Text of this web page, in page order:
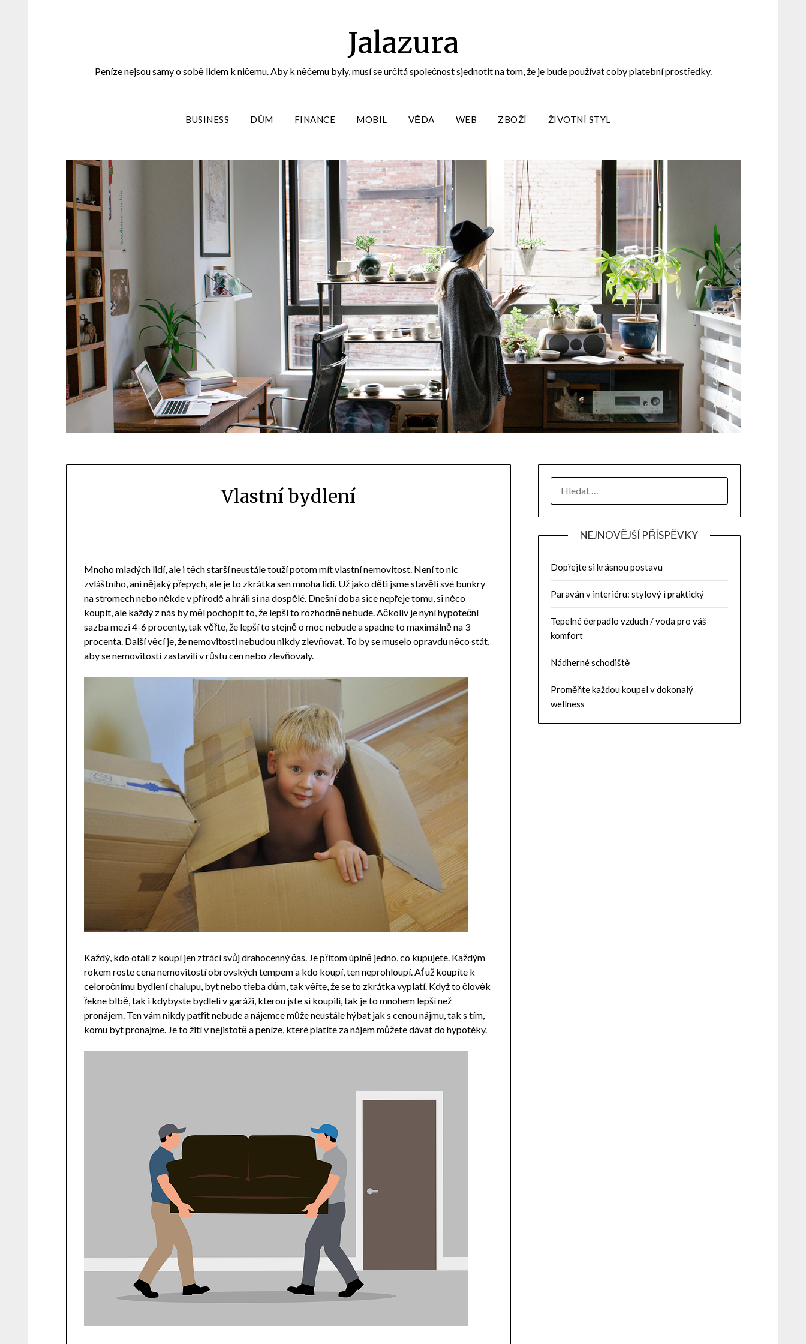
Jalazura
Peníze nejsou samy o sobě lidem k ničemu. Aby k něčemu byly, musí se určitá společnost sjednotit na tom, že je bude používat coby platební prostředky.
BUSINESS DŮM FINANCE MOBIL VĚDA WEB ZBOŽÍ ŽIVOTNÍ STYL
Vlastní bydlení
Mnoho mladých lidí, ale i těch starší neustále touží potom mít vlastní nemovitost. Není to nic
zvláštního, ani nějaký přepych, ale je to zkrátka sen mnoha lidí. Už jako děti jsme stavěli své bunkry
na stromech nebo někde v přírodě a hráli si na dospělé. Dnešní doba sice nepřeje tomu, si něco
koupit, ale každý z nás by měl pochopit to, že lepší to rozhodně nebude. Ačkoliv je nyní hypoteční
sazba mezi 4-6 procenty, tak věřte, že lepší to stejně o moc nebude a spadne to maximálně na 3
procenta. Další věcí je, že nemovitosti nebudou nikdy zlevňovat. To by se muselo opravdu něco stát,
aby se nemovitosti zastavili v růstu cen nebo zlevňovaly.
Každý, kdo otálí z koupí jen ztrácí svůj drahocenný čas. Je přitom úplně jedno, co kupujete. Každým
rokem roste cena nemovitostí obrovských tempem a kdo koupí, ten neprohloupí. Ať už koupíte k
celoročnímu bydlení chalupu, byt nebo třeba dům, tak věřte, že se to zkrátka vyplatí. Když to člověk
řekne blbě, tak i kdybyste bydleli v garáži, kterou jste si koupili, tak je to mnohem lepší než
pronájem. Ten vám nikdy patřit nebude a nájemce může neustále hýbat jak s cenou nájmu, tak s tím,
komu byt pronajme. Je to žití v nejistotě a peníze, které platíte za nájem můžete dávat do hypotéky.
NEJNOVĚJŠÍ PŘÍSPĚVKY
Dopřejte si krásnou postavu
Paraván v interiéru: stylový i praktický
Tepelné čerpadlo vzduch / voda pro váš
komfort
Nádherné schodiště
Proměňte každou koupel v dokonalý
wellness